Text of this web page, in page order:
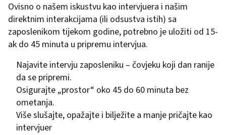
Ovisno o našem iskustvu kao intervjuera i našim
direktnim interakcijama (ili odsustva istih) sa
zaposlenikom tijekom godine, potrebno je uložiti od 15-
ak do 45 minuta u pripremu intervjua.
Najavite intervju zaposleniku – čovjeku koji dan ranije
da se pripremi.
Osigurajte „prostor“ oko 45 do 60 minuta bez
ometanja.
Više slušajte, opažajte i bilježite a manje pričajte kao
intervjuer